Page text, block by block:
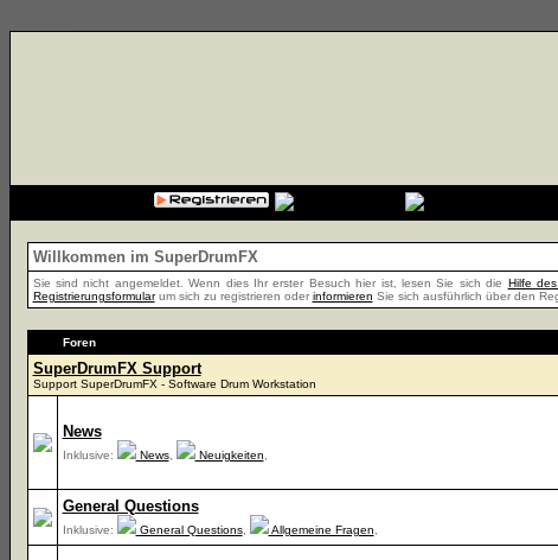
Willkommen im SuperDrumFX
Sie sind nicht angemeldet. Wenn dies Ihr erster Besuch hier ist, lesen Sie sich die Hilfe
Registrierungsformularum sich zu registrieren oder informieren Sie sich ausführlich über den
Foren
SuperDrumFX Support
Support SuperDrumFX - Software Drum Workstation
News
Inklusive: News, Neuigkeiten
General Questions
Inklusive: General Questions, Allgemeine Fragen